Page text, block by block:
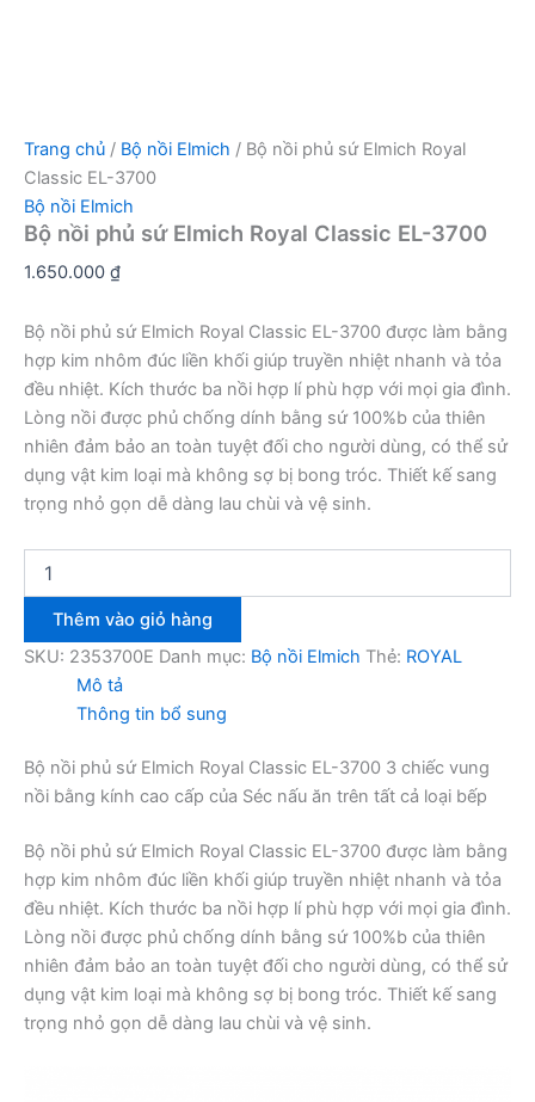
Trang chủ / Bộ nồi Elmich / Bộ nồi phủ sứ Elmich Royal
Classic EL-3700
Bộ nồi Elmich
Bộ nồi phủ sứ Elmich Royal Classic EL-3700
1.650.000 ₫
Bộ nồi phủ sứ Elmich Royal Classic EL-3700 được làm bằng
hợp kim nhôm đúc liền khối giúp truyền nhiệt nhanh và tỏa
đều nhiệt. Kích thước ba nồi hợp lí phù hợp với mọi gia đình.
Lòng nồi được phủ chống dính bằng sứ 100%b của thiên
nhiên đảm bảo an toàn tuyệt đối cho người dùng, có thể sử
dụng vật kim loại mà không sợ bị bong tróc. Thiết kế sang
trọng nhỏ gọn dễ dàng lau chùi và vệ sinh.
Elmich
Classic
số
lượng
Thêm vào giỏ hàng
SKU: 2353700E Danh mục: Bộ nồi Elmich Thẻ: ROYAL
Mô tả
Thông tin bổ sung
Bộ nồi phủ sứ Elmich Royal Classic EL-3700 3 chiếc vung
nồi bằng kính cao cấp của Séc nấu ăn trên tất cả loại bếp
Bộ nồi phủ sứ Elmich Royal Classic EL-3700 được làm bằng
hợp kim nhôm đúc liền khối giúp truyền nhiệt nhanh và tỏa
đều nhiệt. Kích thước ba nồi hợp lí phù hợp với mọi gia đình.
Lòng nồi được phủ chống dính bằng sứ 100%b của thiên
nhiên đảm bảo an toàn tuyệt đối cho người dùng, có thể sử
dụng vật kim loại mà không sợ bị bong tróc. Thiết kế sang
trọng nhỏ gọn dễ dàng lau chùi và vệ sinh.